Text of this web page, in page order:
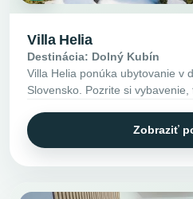
Villa Helia
Destinácia: Dolný Kubín
Villa Helia ponúka ubytovanie v
Slovensko. Pozrite si
Zobraziť